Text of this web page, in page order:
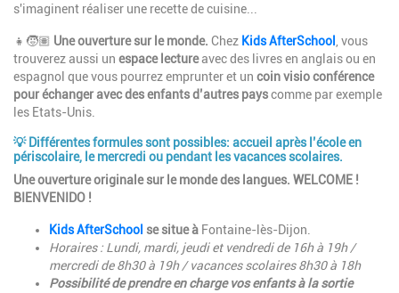
s'imaginent réaliser une recette de cuisine...
👧🧒🏽 Une ouverture sur le monde. Chez Kids AfterSchool
, vous
trouverez aussi un espace lectureavec des livres en anglais ou en
espagnol que vous pourrez emprunter et un coin visio conférence
pour échanger avec des enfants d’autres payscomme par exemple
les Etats-Unis.
💡Différentes formules sont possibles: accueil après l’école en
périscolaire, le mercredi ou pendant les vacances scolaires.
Une ouverture originale sur le monde des langues. WELCOME !
BIENVENIDO !
Kids AfterSchool se situe à Fontaine-lès-Dijon.
Horaires : Lundi, mardi, jeudi et vendredi de 16h à 19h /
mercredi de 8h30 à 19h / vacances scolaires 8h30 à 18h
Possibilité de prendre en charge vos enfants à la sortie